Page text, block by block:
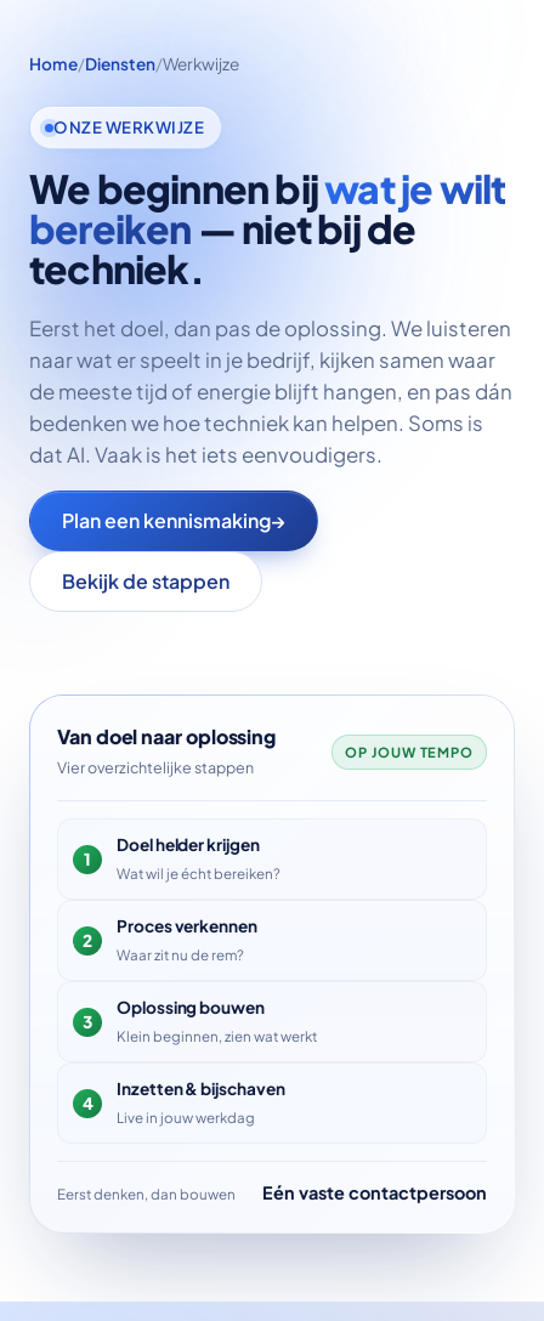
Home/Diensten/Werkwijze
ONZE WERKWIJZE
We beginnen bijwat je wilt
bereiken — niet bij de
techniek.
Eerst het doel, dan pas de oplossing. We luisteren
naar wat er speelt in je bedrijf, kijken samen waar
de meeste tijd of energie blijft hangen, en pas dán
bedenken we hoe techniek kan helpen. Soms is
dat AI. Vaak is het iets eenvoudigers.
Plan een kennismaking→
Bekijk de stappen
Van doel naar oplossing
Vier overzichtelijke stappen
OP JOUW TEMPO
1
Doel helder krijgen
Wat wil je écht bereiken?
2
Proces verkennen
Waar zit nu de rem?
3
Oplossing bouwen
Klein beginnen, zien wat werkt
4
Inzetten & bijschaven
Live in jouw werkdag
Eerst denken, dan bouwen Eén vaste contactpersoon